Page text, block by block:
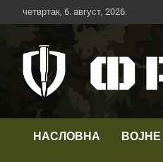
Скип
то
четвртак, 6. август, 2026.
НАСЛОВНА